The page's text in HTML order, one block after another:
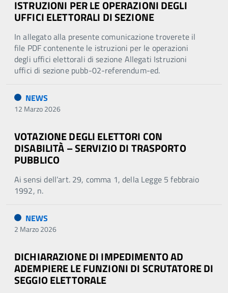
ISTRUZIONI PER LE OPERAZIONI DEGLI
UFFICI ELETTORALI DI SEZIONE
In allegato alla presente comunicazione troverete il
file PDF contenente le istruzioni per le operazioni
degli uffici elettorali di sezione Allegati Istruzioni
uffici di sezione pubb-02-referendum-ed.
NEWS
12 Marzo 2026
VOTAZIONE DEGLI ELETTORI CON
DISABILITÀ – SERVIZIO DI TRASPORTO
PUBBLICO
Ai sensi dell’art. 29, comma 1, della Legge 5 febbraio
1992, n.
NEWS
2 Marzo 2026
DICHIARAZIONE DI IMPEDIMENTO AD
ADEMPIERE LE FUNZIONI DI SCRUTATORE DI
SEGGIO ELETTORALE